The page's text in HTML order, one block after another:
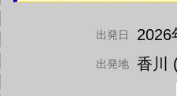
出発日 2026
出発地 香川